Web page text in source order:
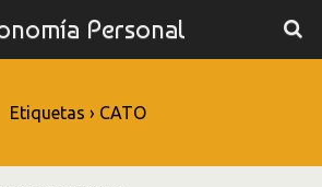
Personal
Etiquetas › CATO